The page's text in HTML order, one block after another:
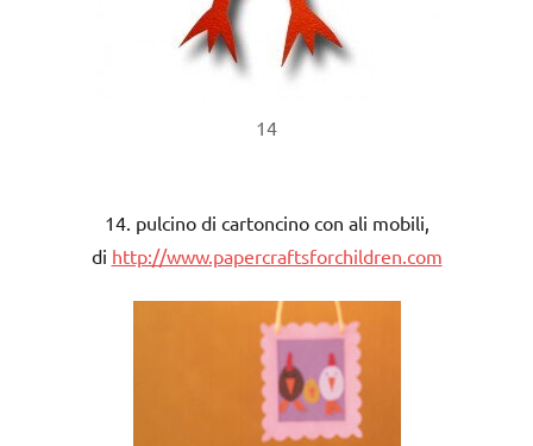
14
14. pulcino di cartoncino con ali mobili,
di http://www.papercraftsforchildren.com